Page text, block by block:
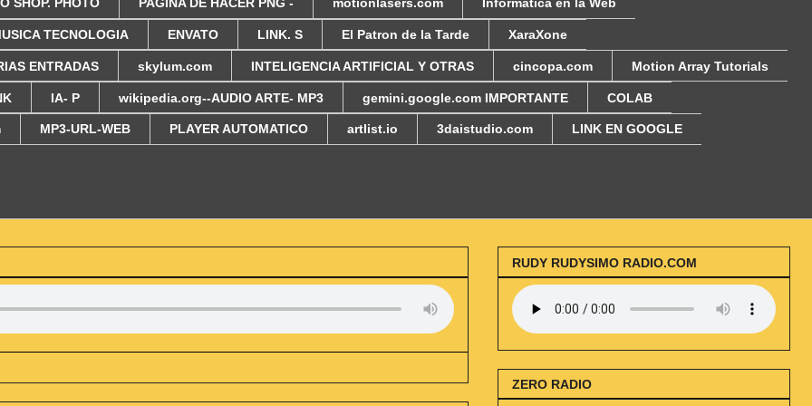
TECNOLOGIA ENVATO LINK. S El Patron de la Tarde XaraXone
ENTRADAS skylum.com INTELIGENCIA ARTIFICIAL Y OTRAS cincopa.com Motion Array Tutorials
IA- P wikipedia.org--AUDIO ARTE- MP3 gemini.google.com IMPORTANTE COLAB
MP3-URL-WEB PLAYER AUTOMATICO artlist.io 3daistudio.com LINK EN GOOGLE
RUDY RUDYSIMO RADIO.COM
ZERO RADIO